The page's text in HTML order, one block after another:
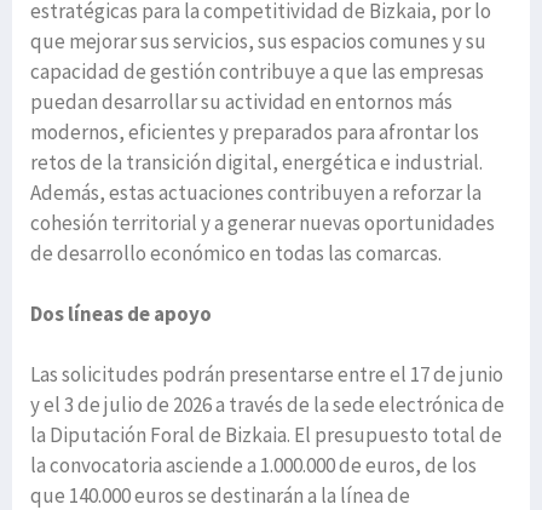
estratégicas para la competitividad de Bizkaia, por lo
que mejorar sus servicios, sus espacios comunes y su
capacidad de gestión contribuye a que las empresas
puedan desarrollar su actividad en entornos más
modernos, eficientes y preparados para afrontar los
retos de la transición digital, energética e industrial.
Además, estas actuaciones contribuyen a reforzar la
cohesión territorial y a generar nuevas oportunidades
de desarrollo económico en todas las comarcas.
Dos líneas de apoyo
Las solicitudes podrán presentarse entre el 17 de junio
y el 3 de julio de 2026 a través de la sede electrónica de
la Diputación Foral de Bizkaia. El presupuesto total de
la convocatoria asciende a 1.000.000 de euros, de los
que 140.000 euros se destinarán a la línea de